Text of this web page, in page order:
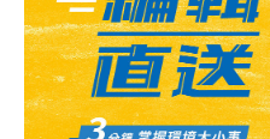
在的各種風險，這才是負責
氯乙烯單體在國際上被認定
只有非常少量的暴露濃度，
觸會對人體造成肝毒性，包
化、肝血管肉瘤、肝癌等疾